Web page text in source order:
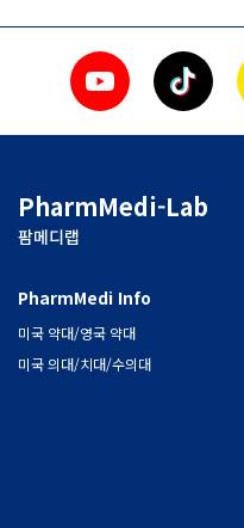
PharmMedi-Lab
팜메디랩
PharmMedi Info
미국 약대/영국 약대
미국 의대/치대/수의대